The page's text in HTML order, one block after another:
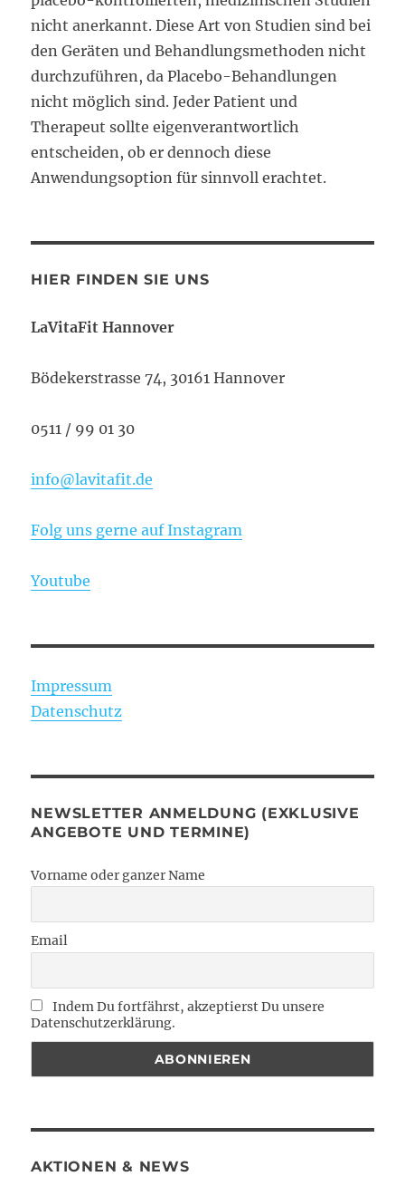
nicht anerkannt. Diese Art von Studien sind bei
den Geräten und Behandlungsmethoden nicht
durchzuführen, da Placebo-Behandlungen
nicht möglich sind. Jeder Patient und
Therapeut sollte eigenverantwortlich
entscheiden, ob er dennoch diese
Anwendungsoption für sinnvoll erachtet.
HIER FINDEN SIE UNS
LaVitaFit Hannover
Bödekerstrasse 74, 30161 Hannover
0511 / 99 01 30
info@lavitafit.de
Folg uns gerne auf Instagram
Youtube
Impressum
Datenschutz
NEWSLETTER ANMELDUNG (EXKLUSIVE
ANGEBOTE UND TERMINE)
Vorname oder ganzer Name
Email
Indem Du fortfährst, akzeptierst Du unsere
Datenschutzerklärung.
AKTIONEN & NEWS